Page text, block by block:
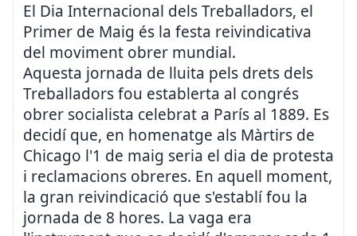
El Dia Internacional dels Treballadors, el
Primer de Maig és la festa reivindicativa
del moviment obrer mundial.
Aquesta jornada de lluita pels drets dels
Treballadors fou establerta al congrés
obrer socialista celebrat a París al 1889. Es
decidí que, en homenatge als Màrtirs de
Chicago l'1 de maig seria el dia de protesta
i reclamacions obreres. En aquell moment,
la gran reivindicació que s'establí fou la
jornada de 8 hores. La vaga era